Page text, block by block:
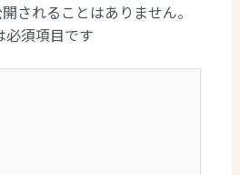
されることはありません。
必須項目です